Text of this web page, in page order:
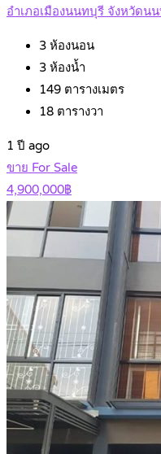
อำเภอเมืองนนทบุรี จังหวัดน
3 ห้องนอน
3 ห้องน้ำ
149 ตารางเมตร
18 ตารางวา
1 ปี ago
ขาย For Sale
4,900,000฿